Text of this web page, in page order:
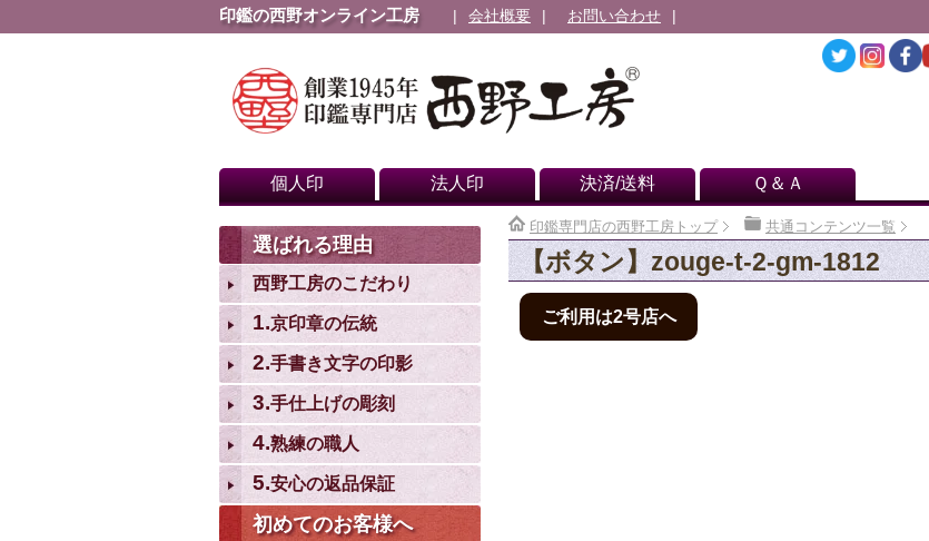
印鑑の西野オンライン工房 会社概要 お問い合わせ
個人印 法人印 決済/送料 Ｑ＆Ａ
選ばれる理由
西野工房のこだわり
1.京印章の伝統
2.手書き文字の印影
3.手仕上げの彫刻
4.熟練の職人
5.安心の返品保証
初めてのお客様へ
印鑑専門店の西野工房トップ 共通コンテンツ一覧
【ボタン】zouge-t-2-gm-1812
ご利用は2号店へ